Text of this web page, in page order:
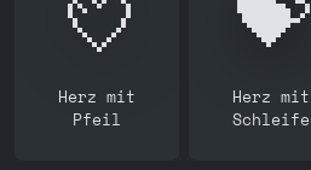
Herz mit
Pfeil
Herz mit
Schleife